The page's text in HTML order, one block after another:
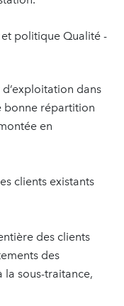
politique Qualité -
dans
bonne répartition
en
clients existants
des clients
des
sous-traitance,